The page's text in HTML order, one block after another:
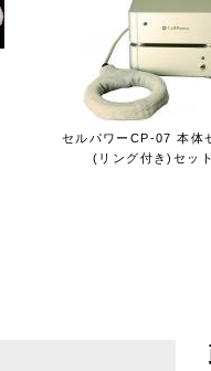
セルパワーCP-07 本体
(リング付き)セット